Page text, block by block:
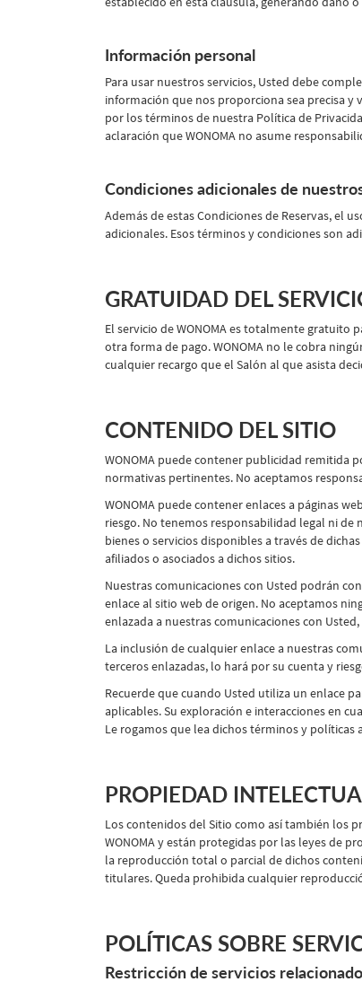
Información personal
Para usar nuestros servicios, Usted debe
información que nos proporciona sea precisa y
por los términos de nuestra Política de
aclaración que WONOMA no asume
Condiciones adicionales de
Además de estas Condiciones de Reservas, el
adicionales. Esos términos y condiciones son
GRATUIDAD DEL
El servicio de WONOMA es totalmente
otra forma de pago. WONOMA no le cobra
cualquier recargo que el Salón al que asista
CONTENIDO DEL SITIO
WONOMA puede contener publicidad remitida
normativas pertinentes. No aceptamos
WONOMA puede contener enlaces a páginas
riesgo. No tenemos responsabilidad legal ni
bienes o servicios disponibles a través de
afiliados o asociados a dichos sitios.
Nuestras comunicaciones con Usted podrán
enlace al sitio web de origen. No aceptamos
enlazada a nuestras comunicaciones con
La inclusión de cualquier enlace a nuestras
terceros enlazadas, lo hará por su cuenta y
Recuerde que cuando Usted utiliza un enlace
aplicables. Su exploración e interacciones en
Le rogamos que lea dichos términos y políticas
PROPIEDAD
Los contenidos del Sitio como así también los
WONOMA y están protegidas por las leyes de
la reproducción total o parcial de dichos
titulares. Queda prohibida cualquier
POLÍTICAS SOBRE
Restricción de servicios